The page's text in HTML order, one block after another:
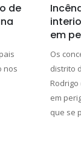
de
nos
em
Os
distrito
em
que se